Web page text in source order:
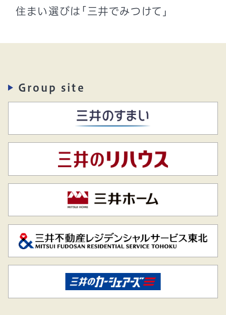
住まい選びは「三井でみつけて」
Group site